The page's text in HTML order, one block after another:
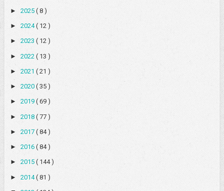
► 2025 ( 8 )
► 2024( 12 )
► 2023 ( 12 )
► 2022 ( 13 )
► 2021 ( 21 )
► 2020 ( 35 )
► 2019 ( 69 )
► 2018 ( 77 )
► 2017 ( 84 )
► 2016 ( 84 )
► 2015 ( 144 )
► 2014( 81 )